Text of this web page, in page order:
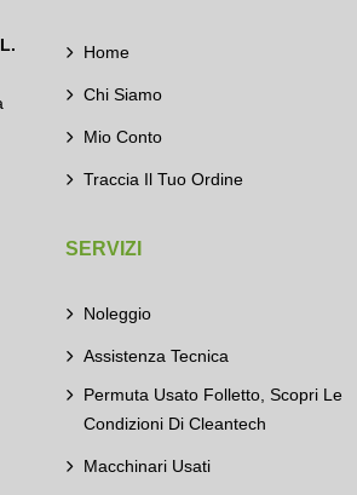
Home
Chi Siamo
Mio Conto
Traccia Il Tuo Ordine
SERVIZI
Noleggio
Assistenza Tecnica
Permuta Usato Folletto, Scopri Le
Condizioni Di Cleantech
Macchinari Usati